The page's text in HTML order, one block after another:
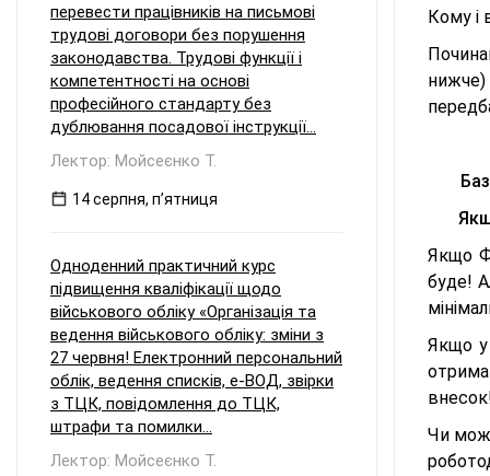
Кому і
нижче)
Якщо
Якщо
буде!
Якщо у
Чи
перевести працівників на письмові
трудові договори без порушення
законодавства. Трудові функції і
компетентності на основі
професійного стандарту без
дублювання посадової інструкції...
Лектор: Мойсеєнко Т.
14 серпня, пʼятниця
Одноденний практичний курс
підвищення кваліфікації щодо
військового обліку «Організація та
ведення військового обліку: зміни з
27 червня! Електронний персональний
облік, ведення списків, е-ВОД, звірки
з ТЦК, повідомлення до ТЦК,
штрафи та помилки...
Лектор: Мойсеєнко Т.